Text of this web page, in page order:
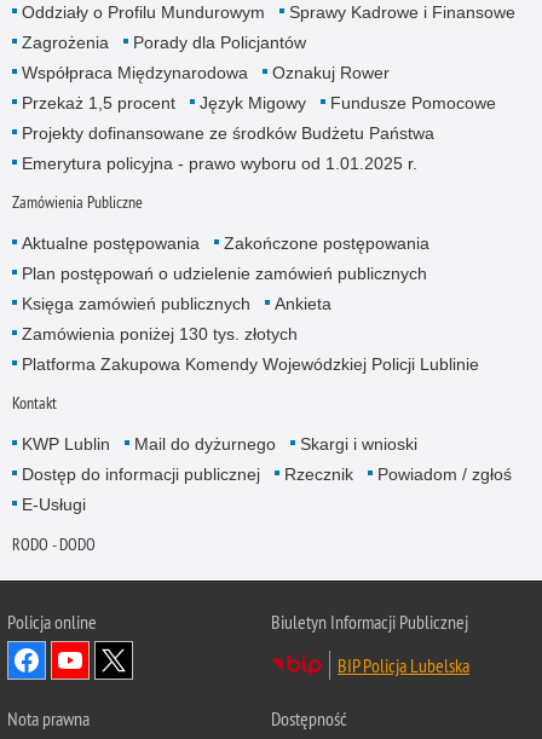
Oddziały o Profilu Mundurowym
Sprawy Kadrowe i Finansowe
Zagrożenia
Porady dla Policjantów
Współpraca Międzynarodowa
Oznakuj Rower
Przekaż 1,5 procent
Język Migowy
Fundusze Pomocowe
Projekty dofinansowane ze środków Budżetu Państwa
Emerytura policyjna - prawo wyboru od 1.01.2025 r.
Zamówienia Publiczne
Aktualne postępowania
Zakończone postępowania
Plan postępowań o udzielenie zamówień publicznych
Księga zamówień publicznych
Ankieta
Zamówienia poniżej 130 tys. złotych
Platforma Zakupowa Komendy Wojewódzkiej Policji Lublinie
Kontakt
KWP Lublin Mail do dyżurnego
Skargi i wnioski
Dostęp do informacji publicznej
Rzecznik
Powiadom / zgłoś
E-Usługi
RODO - DODO
Policja online
Biuletyn Informacji Publicznej
BIP Policja Lubelska
Nota prawna
Dostępność